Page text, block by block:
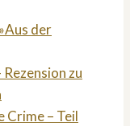
der
zu
Crime – Teil